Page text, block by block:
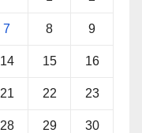
7 8 9
14 15 16
21 22 23
28 29 30